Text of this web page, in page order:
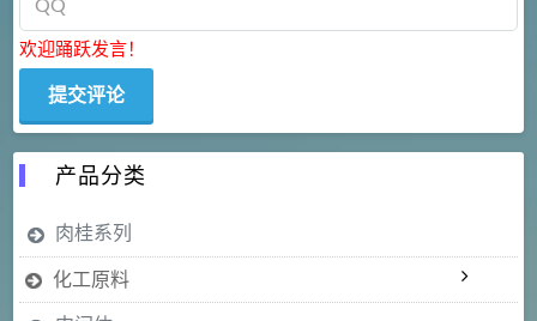
欢迎踊跃发言！
产品分类
肉桂系列
化工原料